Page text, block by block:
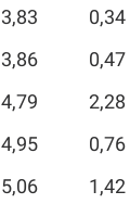
3,83 0,34
3,86 0,47
4,79 2,28
4,95 0,76
5,06 1,42